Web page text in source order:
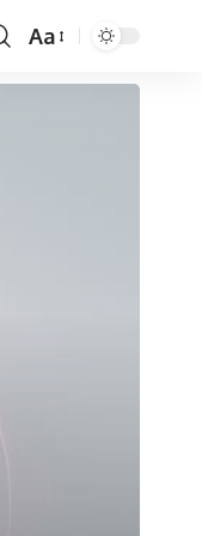
Font
Resizer
Aa